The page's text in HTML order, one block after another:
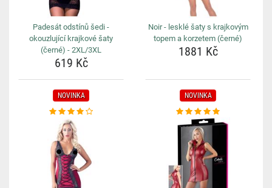
Padesát odstínů šedi -
okouzlující krajkové šaty
(černé) - 2XL/3XL
619 Kč
Noir - lesklé šaty s krajkovým
topem a korzetem (černé)
1881 Kč
NOVINKA NOVINKA